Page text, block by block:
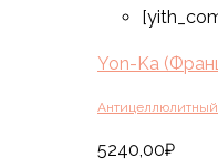
Yon-Ka
Антицеллюлитный
5240,00₽